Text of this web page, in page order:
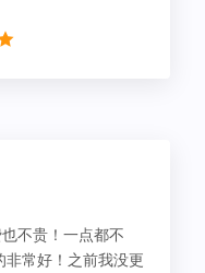
不贵！一点都不
常好！之前我没更